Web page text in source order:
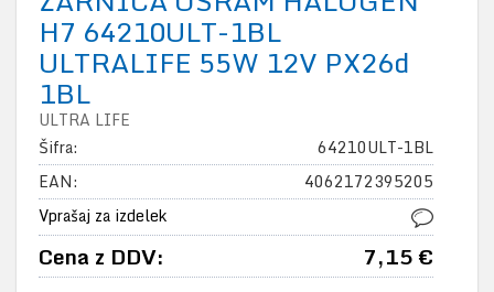
H7 64210ULT-1BL
ULTRALIFE 55W 12V PX26d
1BL
ULTRA LIFE
Šifra:
64210ULT-1BL
EAN:
4062172395205
Vprašaj za izdelek
Cena z DDV: 7,15 €